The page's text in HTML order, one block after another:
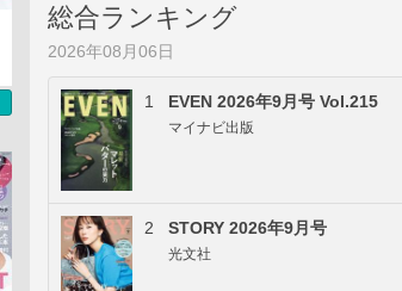
総合ランキング
2026年08月06日
1 EVEN 2026年9月号 Vol.215
マイナビ出版
2 STORY 2026年9月号
光文社